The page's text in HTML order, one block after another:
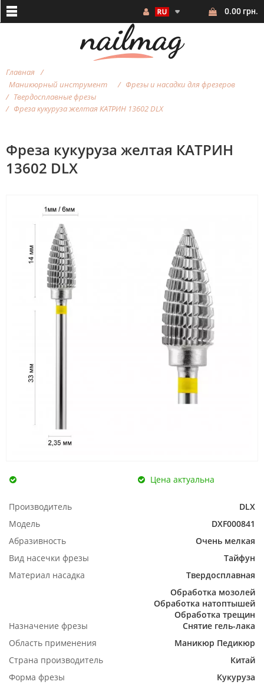
0.00 грн.
Главная
Маникюрный инструмент
Фрезы и насадки для фрезеров
Твердосплавные фрезы
Фреза кукуруза желтая КАТРИН 13602 DLX
Фреза кукуруза желтая КАТРИН
13602 DLX
Цена актуальна
Производитель
DLX
Модель
DXF000841
Абразивность
Очень мелкая
Вид насечки фрезы
Тайфун
Материал насадка
Твердосплавная
Назначение фрезы
Обработка мозолей
Обработка натоптышей
Обработка трещин
Снятие гель-лака
Область применения
Маникюр Педикюр
Страна производитель
Китай
Форма фрезы
Кукуруза